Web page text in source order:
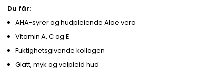
Du får:
AHA-syrer og hudpleiende Aloe vera
Vitamin A, C og E
Fuktighetsgivende kollagen
Glatt, myk og velpleid hud